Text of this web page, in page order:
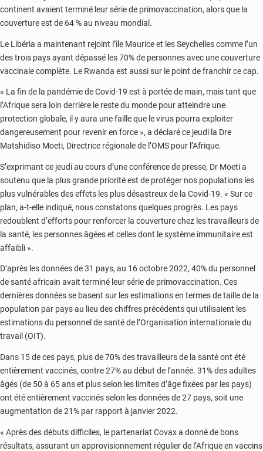
continent avaient terminé leur série de primovaccination, alors que la
couverture est de 64 % au niveau mondial.
Le Libéria a maintenant rejoint l’île Maurice et les Seychelles comme l’un
des trois pays ayant dépassé les 70% de personnes avec une couverture
vaccinale complète. Le Rwanda est aussi sur le point de franchir ce cap.
« La fin de la pandémie de Covid-19 est à portée de main, mais tant que
l’Afrique sera loin derrière le reste du monde pour atteindre une
protection globale, il y aura une faille que le virus pourra exploiter
dangereusement pour revenir en force », a déclaré ce jeudi la Dre
Matshidiso Moeti, Directrice régionale de l’OMS pour l’Afrique.
S’exprimant ce jeudi au cours d’une conférence de presse, Dr Moeti a
soutenu que la plus grande priorité est de protéger nos populations les
plus vulnérables des effets les plus désastreux de la Covid-19. « Sur ce
plan, a-t-elle indiqué, nous constatons quelques progrès. Les pays
redoublent d’efforts pour renforcer la couverture chez les travailleurs de
la santé, les personnes âgées et celles dont le système immunitaire est
affaibli ».
D’après les données de 31 pays, au 16 octobre 2022, 40% du personnel
de santé africain avait terminé leur série de primovaccination. Ces
dernières données se basent sur les estimations en termes de taille de la
population par pays au lieu des chiffres précédents qui utilisaient les
estimations du personnel de santé de l’Organisation internationale du
travail (OIT).
Dans 15 de ces pays, plus de 70% des travailleurs de la santé ont été
entièrement vaccinés, contre 27% au début de l’année. 31% des adultes
âgés (de 50 à 65 ans et plus selon les limites d’âge fixées par les pays)
ont été entièrement vaccinés selon les données de 27 pays, soit une
augmentation de 21% par rapport à janvier 2022.
« Après des débuts difficiles, le partenariat Covax a donné de bons
résultats, assurant un approvisionnement régulier de l’Afrique en vaccins